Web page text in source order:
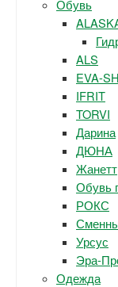
Обувь
ALS
EVA-
IFRIT
TORVI
Дарина
ДЮНА
Жанетт
Обувь
РОКС
Урсус
Эра-
Одежда